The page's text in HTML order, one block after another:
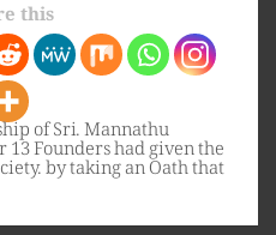
this
of Sri. Mannathu
Founders had given the
by taking an Oath that